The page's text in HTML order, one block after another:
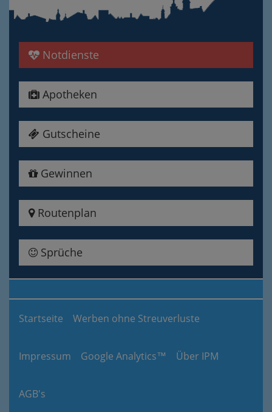
Notdienste
Apotheken
Gutscheine
Gewinnen
Routenplan
Sprüche
Startseite Werben ohne Streuverluste
Impressum Google Analytics™ Über IPM
AGB's